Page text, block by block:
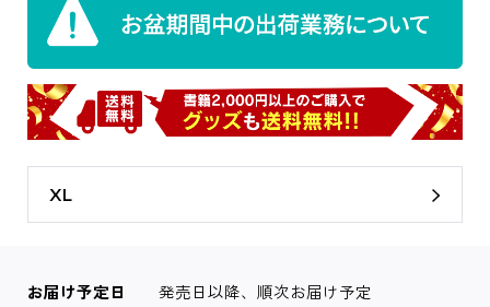
XL
お届け予定日 発売日以降、順次お届け予定